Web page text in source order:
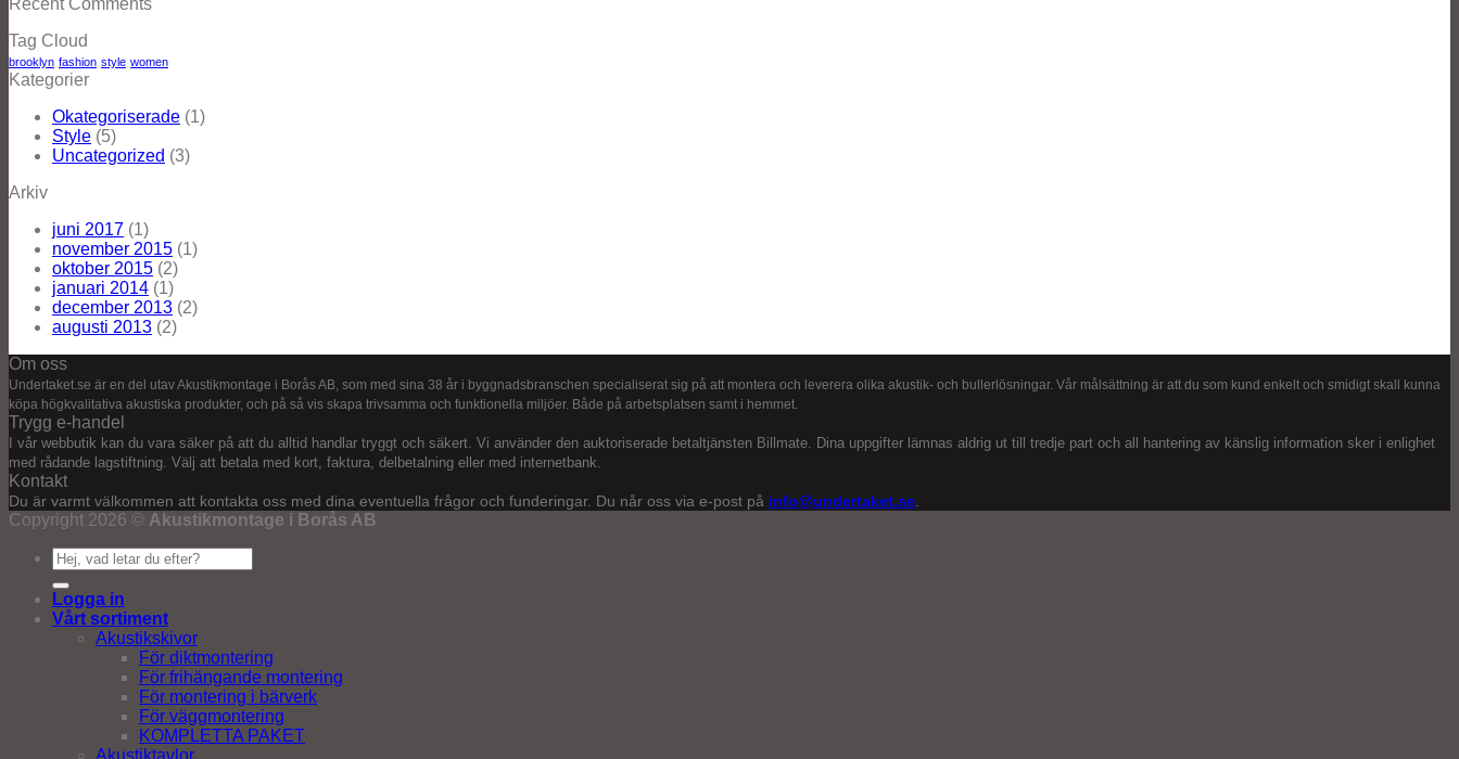
Tag Cloud
brooklyn fashion style women
Kategorier
Okategoriserade (1)
Style (5)
Uncategorized (3)
Arkiv
juni 2017 (1)
november 2015 (1)
oktober 2015 (2)
januari 2014 (1)
december 2013 (2)
augusti 2013 (2)
Om oss
Undertaket.se är en del utav Akustikmontage i Borås AB, som med sina 38 år i byggnadsbranschen specialiserat sig på att montera och leverera olika akustik- och bullerlösningar. Vår målsättning är att du som kund enkelt och smidigt skall kunna
köpa högkvalitativa akustiska produkter, och på så vis skapa trivsamma och funktionella miljöer. Både på arbetsplatsen samt i hemmet.
Trygg e-handel
I vår webbutik kan du vara säker på att du alltid handlar tryggt och säkert. Vi använder den auktoriserade betaltjänsten Billmate. Dina uppgifter lämnas aldrig ut till tredje part och all hantering av känslig information sker i enlighet
med rådande lagstiftning. Välj att betala med kort, faktura, delbetalning eller med internetbank.
Kontakt
Du är varmt välkommen att kontakta oss med dina eventuella frågor och funderingar. Du når oss via e-post på info@undertaket.se
Copyright 2026 © Akustikmontage i Borås AB
Sök
efter:
Logga in
Vårt sortiment
Akustikskivor
För diktmontering
För frihängande montering
För montering i bärverk
För väggmontering
KOMPLETTA PAKET
Akustiktavlor